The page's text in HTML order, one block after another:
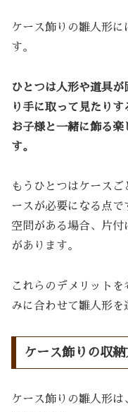
ケース飾りの雛人形
す。
ひとつは人形や道具
り手に取って見たりす
お子様と一緒に飾る
す。
もうひとつはケース
ースが必要になる点
空間がある場合、片
があります。
これらのデメリット
みに合わせて雛人形を
ケース飾りの収納
ケース飾りの雛人形